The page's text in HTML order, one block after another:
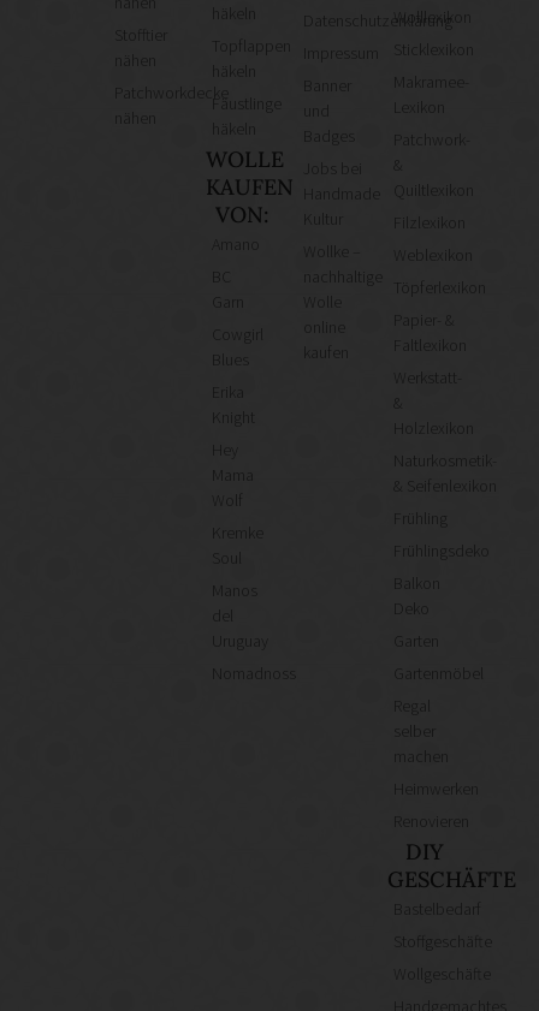
Stofftier
Patchworkdecke
häkeln
Topflappen
häkeln
Fäustlinge
häkeln
WOLLE
KAUFEN
VON:
Cowgirl
Knight
Mama
Wolf
Kremke
Manos
Uruguay
Nomadnoss
Datenschutzerklärung
Kultur
Wollke –
nachhaltige
kaufen
Wolllexikon
Sticklexikon
Makramee-
Lexikon
Patchwork-
&
Quiltlexikon
Filzlexikon
Weblexikon
Töpferlexikon
Papier- &
Faltlexikon
Werkstatt-
&
Holzlexikon
Naturkosmetik-
& Seifenlexikon
Frühling
Frühlingsdeko
Deko
Garten
Gartenmöbel
Regal
Heimwerken
DIY
GESCHÄFTE
Bastelbedarf
Stoffgeschäfte
Wollgeschäfte
Handgemachtes